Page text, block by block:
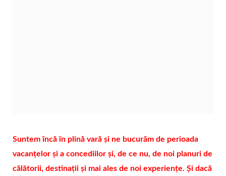
Suntem încă în plină vară și ne bucurăm de perioada
vacanțelor și a concediilor și, de ce nu, de noi planuri de
călătorii, destinații și mai ales de noi experiențe. Și dacă